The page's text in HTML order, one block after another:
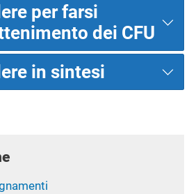
per farsi
dei CFU
in sintesi